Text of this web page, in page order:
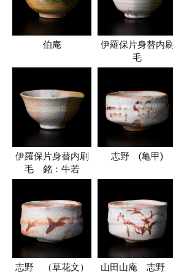
伯庵
伊羅保片身替内刷
毛
伊羅保片身替内刷
毛 銘：牛若
志野 (亀甲)
志野 （草花文）
山田山庵 志野